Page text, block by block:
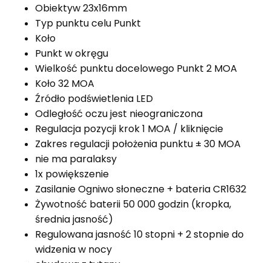
Obiektyw 23x16mm
Typ punktu celu Punkt
Koło
Punkt w okręgu
Wielkość punktu docelowego Punkt 2 MOA
Koło 32 MOA
Źródło podświetlenia LED
Odległość oczu jest nieograniczona
Regulacja pozycji krok 1 MOA / kliknięcie
Zakres regulacji położenia punktu ± 30 MOA
nie ma paralaksy
1x powiększenie
Zasilanie Ogniwo słoneczne + bateria CR1632
Żywotność baterii 50 000 godzin (kropka,
średnia jasność)
Regulowana jasność 10 stopni + 2 stopnie do
widzenia w nocy